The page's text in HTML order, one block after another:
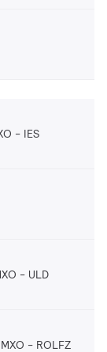
IES
ULD
ROLFZ